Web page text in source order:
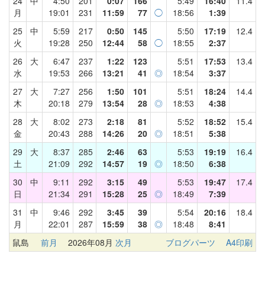
月
19:01
231
11:59
77 ◯
18:56
1:39
25
火
中
5:59
19:28
217
250
0:50
12:44
145
58 ◯
5:50
18:55
17:19
2:37
12.4
26
水
大
6:47
19:53
237
266
1:22
13:21
123
41
◎
5:51
18:54
17:53
3:37
13.4
27
木
大
7:27
20:18
256
279
1:50
13:54
101
28 ◎
5:51
18:53
18:24
4:38
14.4
28
金
大
8:02
20:43
273
288
2:18
14:26
81
20 ◎
5:52
18:51
18:52
5:38
15.4
29
土
大
8:37
21:09
285
292
2:46
14:57
63
19 ◎
5:53
18:50
19:19
6:38
16.4
30
日
中
9:11
21:34
292
291
3:15
15:28
49
25 ◎
5:53
18:49
19:47
7:39
17.4
31
月
中
9:46
22:01
292
287
3:45
15:59
39
38 ◎
5:54
18:48
20:16
8:41
18.4
鼠島 前月 2026年08月 次月 ブログパーツ A4印刷